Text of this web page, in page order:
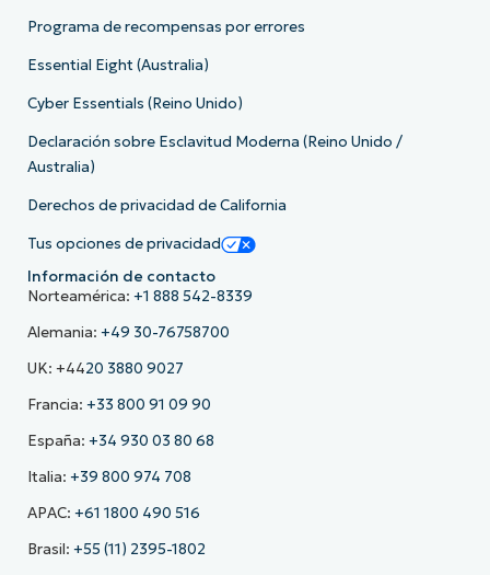
Programa de recompensas por errores
Essential Eight (Australia)
Cyber Essentials (Reino Unido)
Declaración sobre Esclavitud Moderna (Reino Unido /
Australia)
Derechos de privacidad de California
Tus opciones de privacidad
Información de contacto
Norteamérica: +1 888 542-8339
Alemania: +49 30-76758700
UK: +4420 3880 9027
Francia: +33 800 91 09 90
España: +34 930 03 80 68
Italia: +39 800 974 708
APAC: +61 1800 490 516
Brasil: +55 (11) 2395-1802